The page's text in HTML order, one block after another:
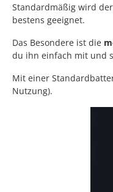
Standardmäßig wird
bestens geeignet.
Das Besondere ist die
du ihn einfach mit und
Mit einer
Nutzung).